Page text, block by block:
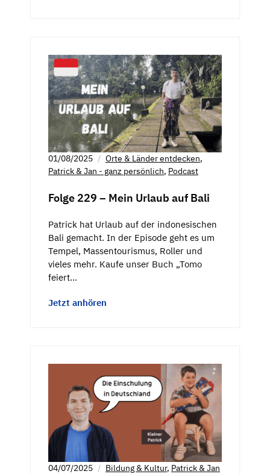
01/08/2025 Orte & Länder entdecken,
Patrick & Jan - ganz persönlich, Podcast
Folge 229 – Mein Urlaub auf Bali
Patrick hat Urlaub auf der indonesischen
Bali gemacht. In der Episode geht es um
Tempel, Massentourismus, Roller und
vieles mehr. Kaufe unser Buch „Tomo
feiert…
Jetzt anhören
04/07/2025 Bildung & Kultur, Patrick & Jan